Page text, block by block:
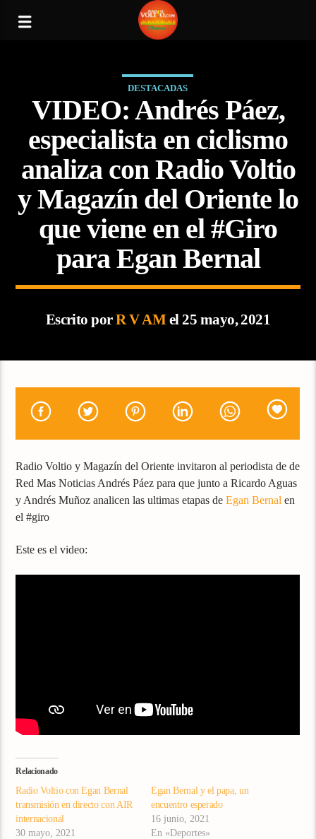
DESTACADAS
VIDEO: Andrés Páez,
especialista en ciclismo
analiza con Radio Voltio
y Magazín del Oriente lo
que viene en el #Giro
para Egan Bernal
Escrito porR V AMel 25 mayo, 2021
Radio Voltio y Magazín del Oriente invitaron al periodista de de
Red Mas Noticias Andrés Páez para que junto a Ricardo Aguas
y Andrés Muñoz analicen las ultimas etapas deEgan Bernal en
el #giro
Este es el video:
Relacionado
Radio Voltio con Egan Bernal
transmisión en directo con AIR
internacional
30 mayo, 2021
Egan Bernal y el papa, un
encuentro esperado
16 junio, 2021
En «Deportes»